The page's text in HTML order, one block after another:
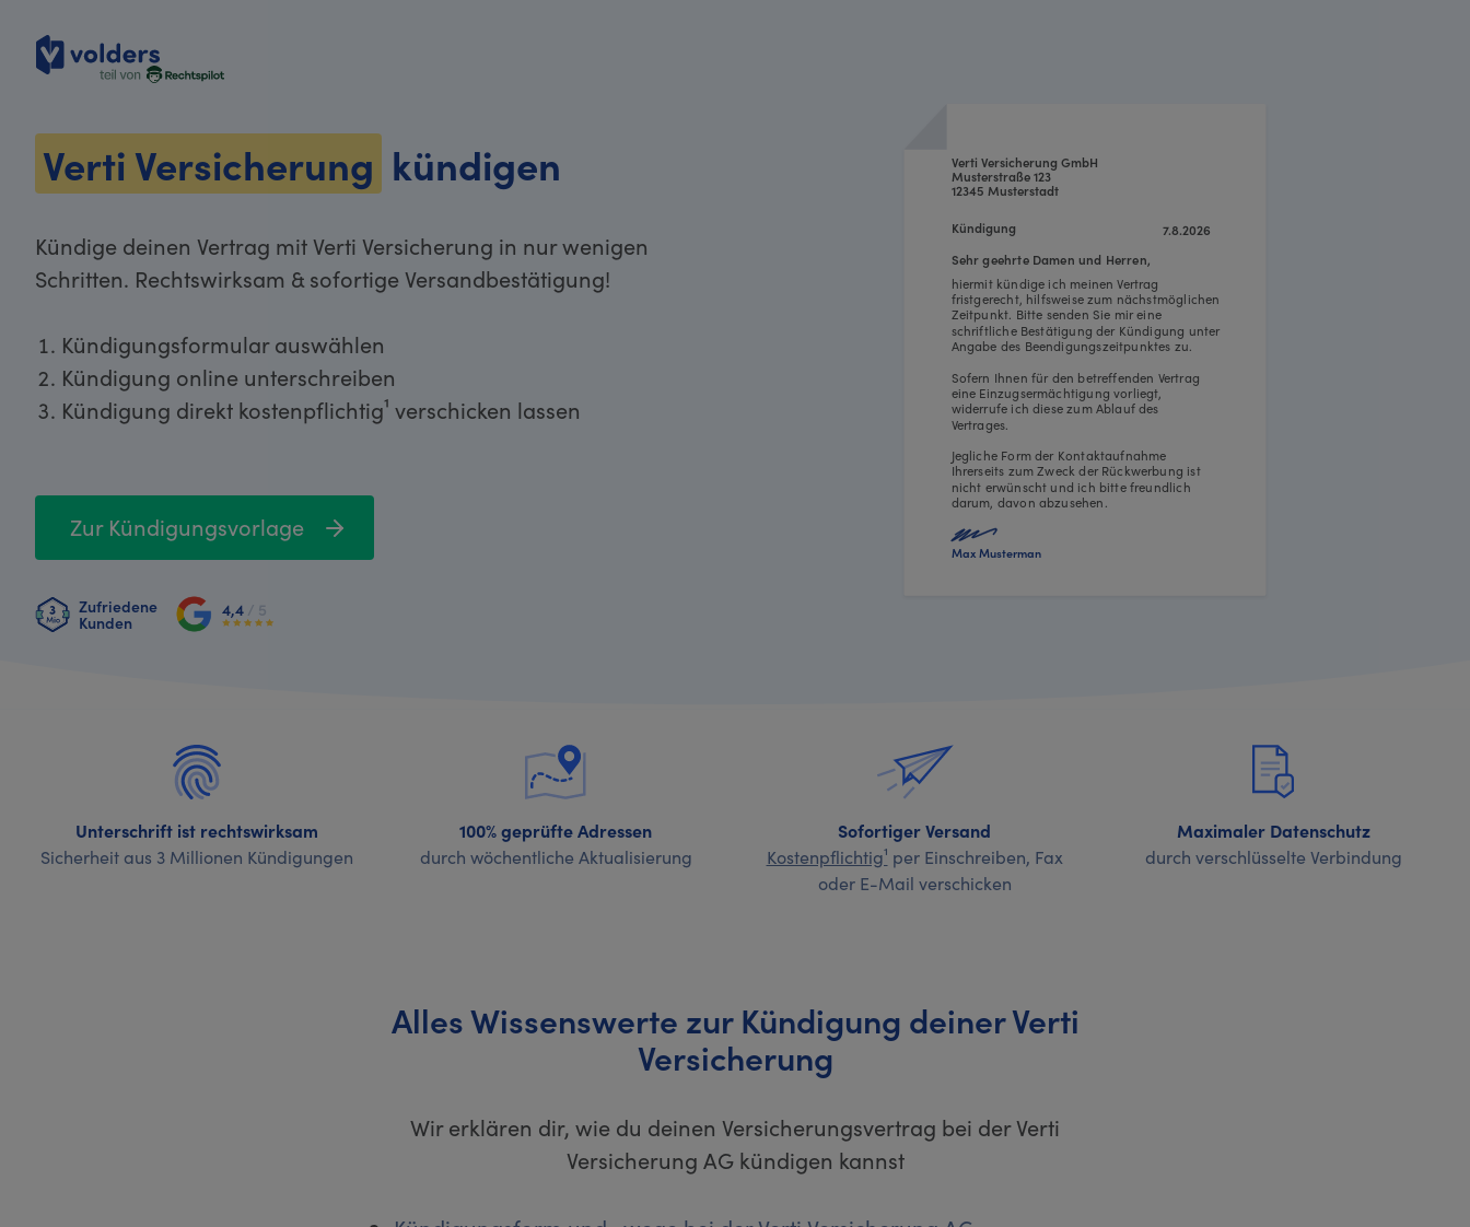
Verti Versicherung kündigen
Kündige deinen Vertrag mit Verti Versicherung in nur wenigen
Schritten. Rechtswirksam & sofortige Versandbestätigung!
Kündigungsformular auswählen
Kündigung online unterschreiben
Kündigung direkt kostenpflichtig¹ verschicken lassen
Zur Kündigungsvorlage
Zufriedene
Kunden
4,4 / 5
7.8.2026
Verti Versicherung GmbH
Musterstraße 123
12345 Musterstadt
hiermit kündige ich meinen Vertrag
fristgerecht, hilfsweise zum nächstmöglichen
Zeitpunkt. Bitte senden Sie mir eine
schriftliche Bestätigung der Kündigung unter
Angabe des Beendigungszeitpunktes zu.
Sofern Ihnen für den betreffenden Vertrag
eine Einzugsermächtigung vorliegt,
widerrufe ich diese zum Ablauf des
Vertrages.
Jegliche Form der Kontaktaufnahme
Ihrerseits zum Zweck der Rückwerbung ist
nicht erwünscht und ich bitte freundlich
darum, davon abzusehen.
Sehr geehrte Damen und Herren,
Kündigung
Max Musterman
Unterschrift ist rechtswirksam
Sicherheit aus 3 Millionen Kündigungen
100% geprüfte Adressen
durch wöchentliche Aktualisierung
Sofortiger Versand
Kostenpflichtig¹ per Einschreiben, Fax
oder E-Mail verschicken
Maximaler Datenschutz
durch verschlüsselte Verbindung
Alles Wissenswerte zur Kündigung deiner Verti
Versicherung
Wir erklären dir, wie du deinen Versicherungsvertrag bei der Verti
Versicherung AG kündigen kannst